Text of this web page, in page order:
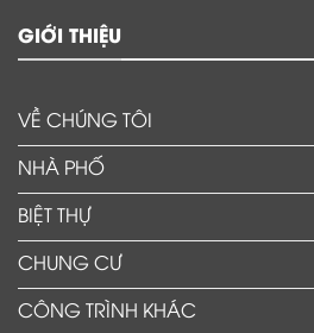
GIỚI THIỆU
VỀ CHÚNG TÔI
NHÀ PHỐ
BIỆT THỰ
CHUNG CƯ
CÔNG TRÌNH KHÁC